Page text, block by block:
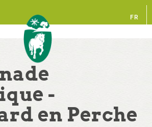
FR
-
en Perche